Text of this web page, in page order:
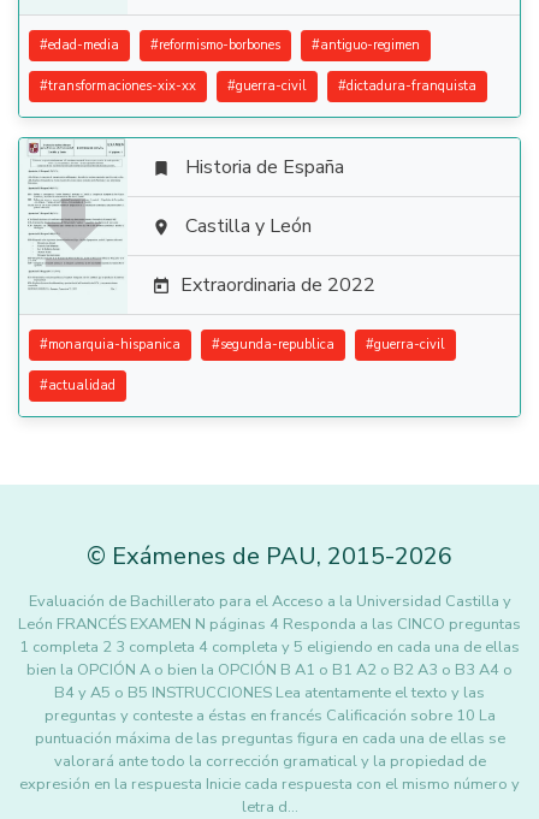
#edad-media #reformismo-borbones #antiguo-regimen
#transformaciones-xix-xx #guerra-civil #dictadura-franquista

 Historia de España
 Castilla y León
 Extraordinaria de 2022
#monarquia-hispanica #segunda-republica #guerra-civil
#actualidad
© Exámenes de PAU, 2015-2026
Evaluación de Bachillerato para el Acceso a la Universidad Castilla y
León FRANCÉS EXAMEN N páginas 4 Responda a las CINCO preguntas
1 completa 2 3 completa 4 completa y 5 eligiendo en cada una de ellas
bien la OPCIÓN A o bien la OPCIÓN B A1 o B1 A2 o B2 A3 o B3 A4 o
B4 y A5 o B5 INSTRUCCIONES Lea atentamente el texto y las
preguntas y conteste a éstas en francés Calificación sobre 10 La
puntuación máxima de las preguntas figura en cada una de ellas se
valorará ante todo la corrección gramatical y la propiedad de
expresión en la respuesta Inicie cada respuesta con el mismo número y
letra d…